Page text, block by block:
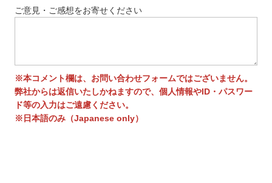
ご意見・ご感想をお寄せください
※本コメント欄は、お問い合わせフォームではございません。
弊社からは返信いたしかねますので、個人情報やID・パスワー
ド等の入力はご遠慮ください。
※日本語のみ（Japanese only）